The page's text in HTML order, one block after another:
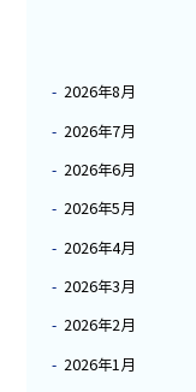
2026年8月
2026年7月
2026年6月
2026年5月
2026年4月
2026年3月
2026年2月
2026年1月